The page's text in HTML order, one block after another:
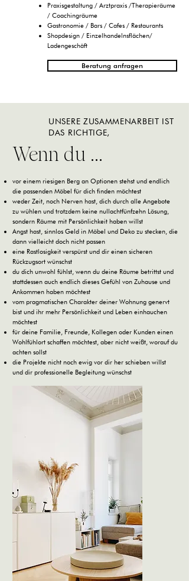
Praxisgestaltung / Arztpraxis /Therapieräume
/ Coachingräume
Gastronomie / Bars / Cafes / Restaurants
Shopdesign / Einzelhandelnsflächen/
Ladengeschäft
Beratung anfragen
UNSERE ZUSAMMENARBEIT IST
DAS RICHTIGE,
Wenn du ...
vor einem riesigen Berg an Optionen stehst und endlich
die passenden Möbel für dich finden möchtest
weder Zeit, noch Nerven hast, dich durch alle Angebote
zu wühlen und trotzdem keine nullachtfünfzehn Lösung,
sondern Räume mit Persönlichkeit haben willst
Angst hast, sinnlos Geld in Möbel und Deko zu stecken, die
dann vielleicht doch nicht passen
eine Rastlosigkeit verspürst und dir einen sicheren
Rückzugsort wünschst
du dich unwohl fühlst, wenn du deine Räume betrittst und
stattdessen auch endlich dieses Gefühl von Zuhause und
Ankommen haben möchtest
vom pragmatischen Charakter deiner Wohnung genervt
bist und ihr mehr Persönlichkeit und Leben einhauchen
möchtest
für deine Familie, Freunde, Kollegen oder Kunden einen
Wohlfühlort schaffen möchtest, aber nicht weißt, worauf du
achten sollst
die Projekte nicht noch ewig vor dir her schieben willst
und dir professionelle Begleitung wünschst